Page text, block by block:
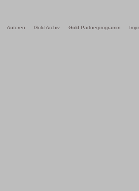
Autoren Gold Archiv Gold Partnerprogramm